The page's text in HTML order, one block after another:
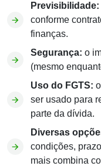
Previsibilidade:
conforme
finanças.
Segurança: o
(mesmo
Uso do FGTS:
ser usado para
parte da dívida.
Diversas
condições,
mais combina